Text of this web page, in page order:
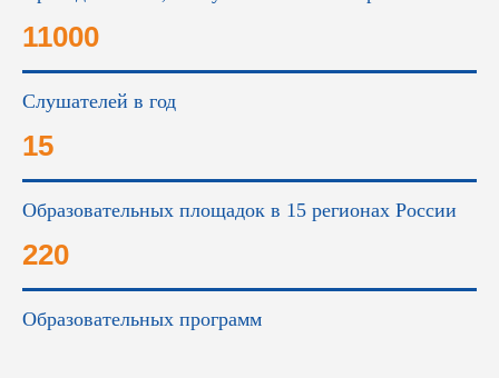
11000
Слушателей в год
15
Образовательных площадок в 15 регионах России
220
Образовательных программ